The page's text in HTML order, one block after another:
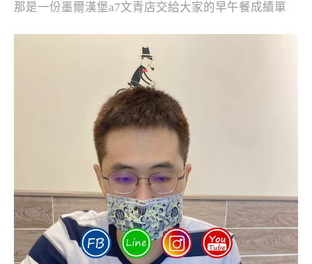
那是一份墨爾漢堡a7文青店交給大家的早午餐成績單